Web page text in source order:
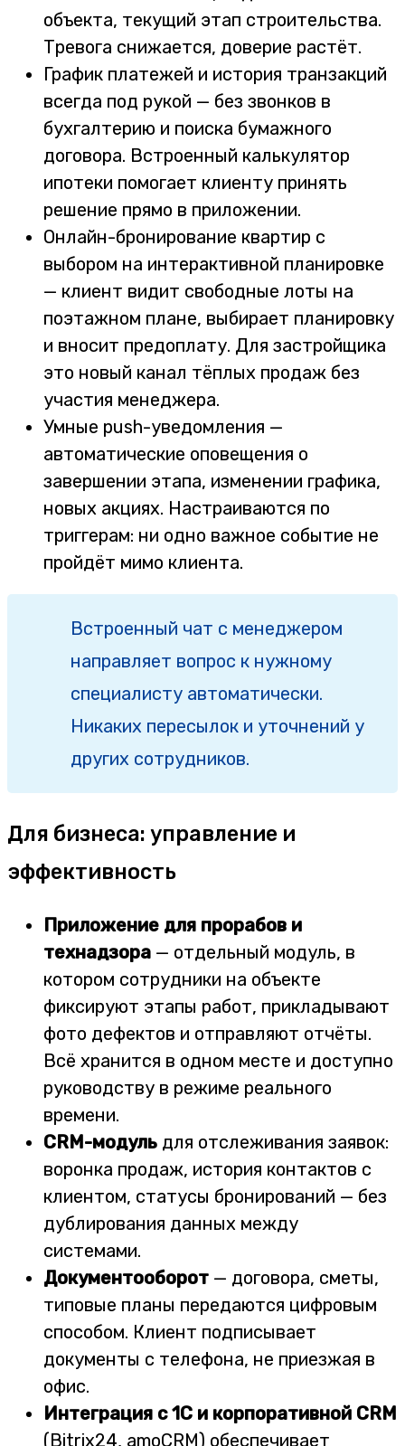
объекта, текущий этап строительства.
Тревога снижается, доверие растёт.
График платежей и история транзакций
всегда под рукой — без звонков в
бухгалтерию и поиска бумажного
договора. Встроенный калькулятор
ипотеки помогает клиенту принять
решение прямо в приложении.
Онлайн-бронирование квартир с
выбором на интерактивной планировке
— клиент видит свободные лоты на
поэтажном плане, выбирает планировку
и вносит предоплату. Для застройщика
это новый канал тёплых продаж без
участия менеджера.
Умные push-уведомления —
автоматические оповещения о
завершении этапа, изменении графика,
новых акциях. Настраиваются по
триггерам: ни одно важное событие не
пройдёт мимо клиента.
Встроенный чат с менеджером
направляет вопрос к нужному
специалисту автоматически.
Никаких пересылок и уточнений у
других сотрудников.
Для бизнеса: управление и
эффективность
Приложение для прорабов и
технадзора — отдельный модуль, в
котором сотрудники на объекте
фиксируют этапы работ, прикладывают
фото дефектов и отправляют отчёты.
Всё хранится в одном месте и доступно
руководству в режиме реального
времени.
CRM-модуль для отслеживания заявок:
воронка продаж, история контактов с
клиентом, статусы бронирований — без
дублирования данных между
системами.
Документооборот — договора, сметы,
типовые планы передаются цифровым
способом. Клиент подписывает
документы с телефона, не приезжая в
офис.
Интеграция с 1С и корпоративной CRM
(Bitrix24, amoCRM) обеспечивает